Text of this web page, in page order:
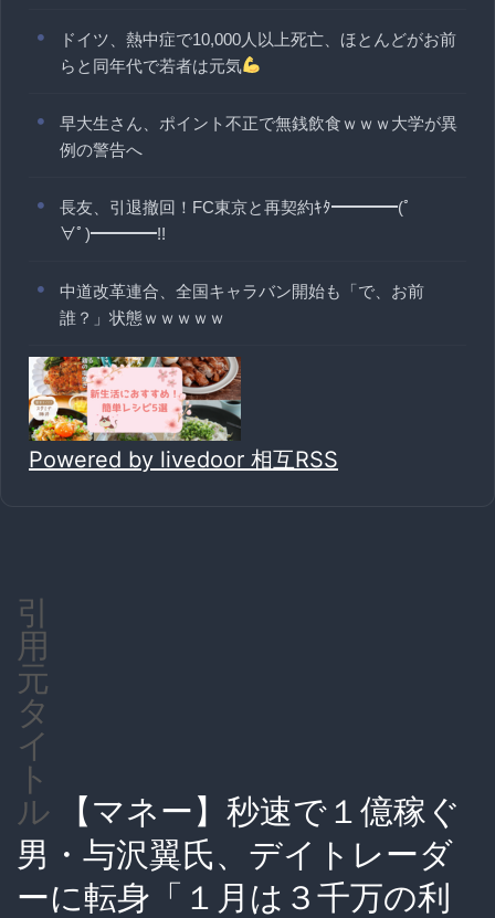
ドイツ、熱中症で10,000人以上死亡、ほとんどがお前
らと同年代で若者は元気
早大生さん、ポイント不正で無銭飲食ｗｗｗ大学が異
例の警告へ
長友、引退撤回！FC東京と再契約ｷﾀ━━━━(ﾟ
∀ﾟ)━━━━!!
中道改革連合、全国キャラバン開始も「で、お前
誰？」状態ｗｗｗｗｗ
Powered by livedoor 相互RSS
引
用
元
タ
イ
ト
ル
【マネー】秒速で１億稼ぐ
男・与沢翼氏、デイトレーダ
ーに転身「１月は３千万の利